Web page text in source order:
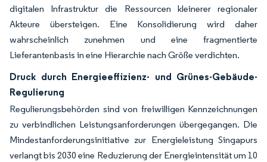
digitalen Infrastruktur die Ressourcen kleinerer regionaler
Akteure übersteigen. Eine Konsolidierung wird daher
wahrscheinlich zunehmen und eine fragmentierte
Lieferantenbasis in eine Hierarchie nach Größe verdichten.
Druck durch Energieeffizienz- und Grünes-Gebäude-
Regulierung
Regulierungsbehörden sind von freiwilligen Kennzeichnungen
zu verbindlichen Leistungsanforderungen übergegangen. Die
Mindestanforderungsinitiative zur Energieleistung Singapurs
verlangt bis 2030 eine Reduzierung der Energieintensität um 10